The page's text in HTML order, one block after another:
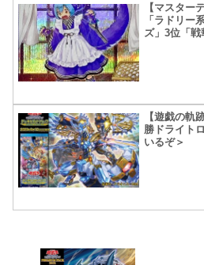
【マスター
「ラドリー
ズ」3位「戦
【遊戯の軌
勝ドライト
いるぞ＞